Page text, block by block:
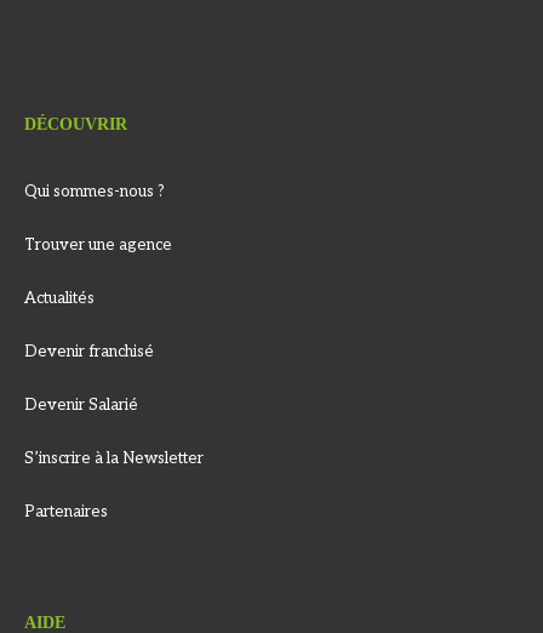
DÉCOUVRIR
Qui sommes-nous ?
Trouver une agence
Actualités
Devenir franchisé
Devenir Salarié
S’inscrire à la Newsletter
Partenaires
AIDE